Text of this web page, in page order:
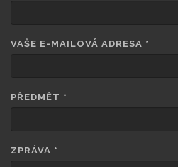
VAŠE E-MAILOVÁ ADRESA *
PŘEDMĚT *
ZPRÁVA *